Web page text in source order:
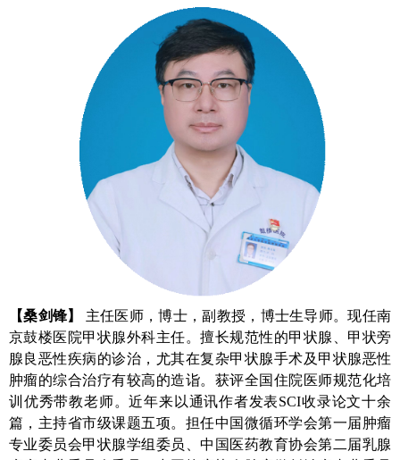
【桑剑锋】
主任医师，博士，副教授，博士生导师。现任南
京鼓楼医院甲状腺外科主任。擅长规范性的甲状腺、甲状旁
腺良恶性疾病的诊治，尤其在复杂甲状腺手术及甲状腺恶性
肿瘤的综合治疗有较高的造诣。获评全国住院医师规范化培
训优秀带教老师。近年来以通讯作者发表SCI收录论文十余
篇，主持省市级课题五项。担任中国微循环学会第一届肿瘤
专业委员会甲状腺学组委员、中国医药教育协会第二届乳腺